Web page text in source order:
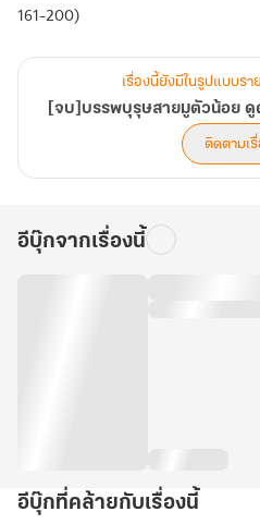
161-200)
เรื่องนี้ยังมีในรูปแบบร
[จบ]บรรพบุรุษสายมูตัวน้อย ดู
ติดตามเ
อีบุ๊กจากเรื่องนี้
อีบุ๊กที่คล้ายกับเรื่องนี้